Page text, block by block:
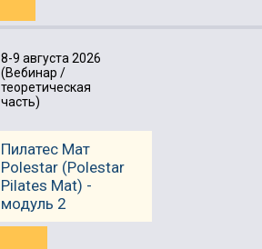
8-9 августа 2026
(Вебинар /
теоретическая
часть)
Пилатес Мат
Polestar (Polestar
Pilates Mat) -
модуль 2